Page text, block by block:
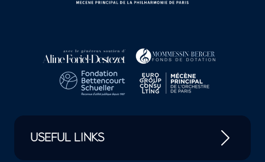
USEFUL LINKS